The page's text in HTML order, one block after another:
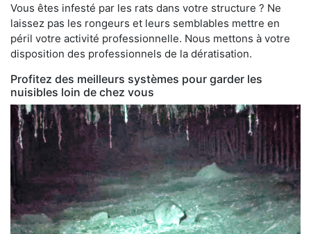
Vous êtes infesté par les rats dans votre structure ? Ne
laissez pas les rongeurs et leurs semblables mettre en
péril votre activité professionnelle. Nous mettons à votre
disposition des professionnels de la dératisation.
Profitez des meilleurs systèmes pour garder les
nuisibles loin de chez vous